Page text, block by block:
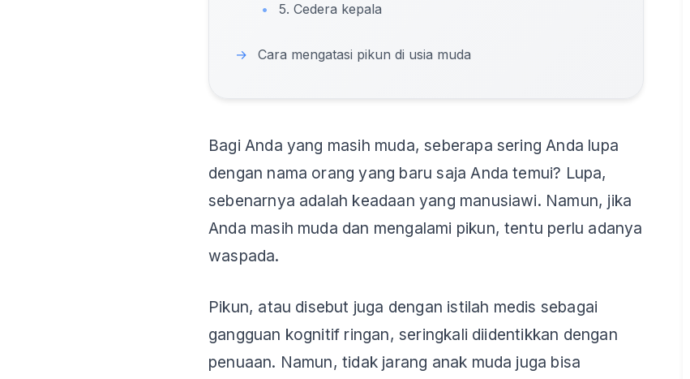
• 5. Cedera kepala
→ Cara mengatasi pikun di usia muda
Bagi Anda yang masih muda, seberapa sering Anda lupa
dengan nama orang yang baru saja Anda temui? Lupa,
sebenarnya adalah keadaan yang manusiawi. Namun, jika
Anda masih muda dan mengalami pikun, tentu perlu adanya
waspada.
Pikun, atau disebut juga dengan istilah medis sebagai
gangguan kognitif ringan, seringkali diidentikkan dengan
penuaan. Namun, tidak jarang anak muda juga bisa